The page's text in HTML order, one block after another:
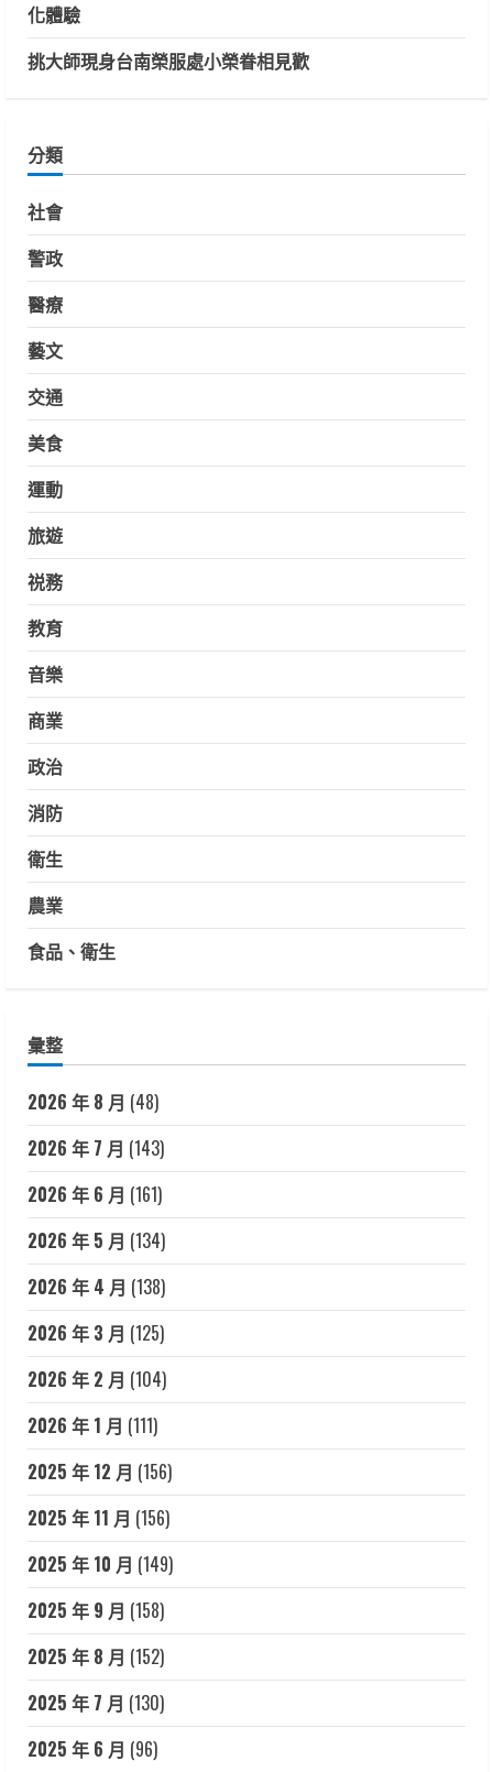
化體驗
挑大師現身台南榮服處小榮眷相見歡
分類
社會
警政
醫療
藝文
交通
美食
運動
旅遊
祱務
教育
音樂
商業
政治
消防
衛生
農業
食品、衛生
彙整
2026 年 8 月 (48)
2026 年 7 月 (143)
2026 年 6 月 (161)
2026 年 5 月 (134)
2026 年 4 月 (138)
2026 年 3 月 (125)
2026 年 2 月 (104)
2026 年 1 月 (111)
2025 年 12 月 (156)
2025 年 11 月 (156)
2025 年 10 月 (149)
2025 年 9 月 (158)
2025 年 8 月 (152)
2025 年 7 月 (130)
2025 年 6 月 (96)